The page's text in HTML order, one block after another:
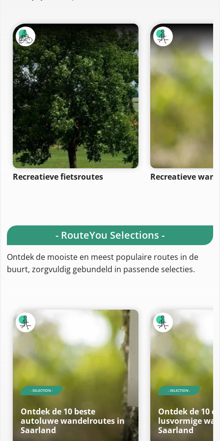
Recreatieve fietsroutes Recreatieve
- RouteYou Selections -
Ontdek de mooiste en meest populaire routes in de
buurt, zorgvuldig gebundeld in passende selecties.
- SELECTION -
Ontdek de 10 beste
autoluwe wandelroutes in
Saarland
- SELECTION -
Ontdek de 10
lusvormige
Saarland